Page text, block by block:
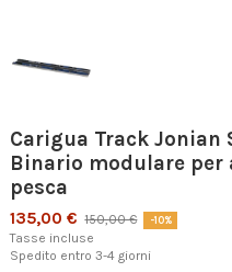
Carigua Track Jonian
Binario modulare per
pesca
135,00 € 150,00 € -10%
Tasse incluse
Spedito entro 3-4 giorni